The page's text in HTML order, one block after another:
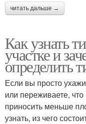
читать дальше →
Как узнать
участке и
определить
Если вы просто
или переживаете,
приносить меньше
узнать, из чего